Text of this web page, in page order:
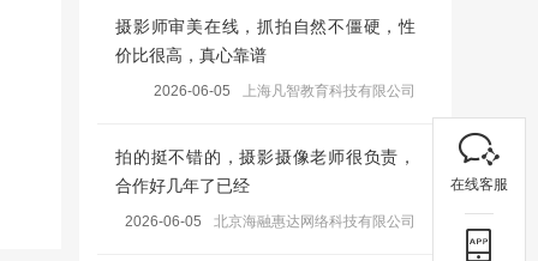
摄影师审美在线，抓拍自然不僵硬，性
价比很高，真心靠谱
2026-06-05 上海凡智教育科技有限公司
拍的挺不错的，摄影摄像老师很负责，
合作好几年了已经
2026-06-05 北京海融惠达网络科技有限公司
在线客服